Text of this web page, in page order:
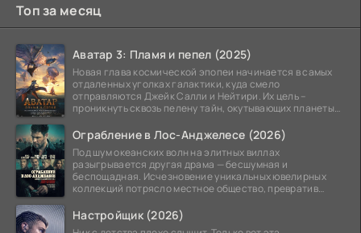
Топ за месяц
Аватар 3: Пламя и пепел (2025)
Новая глава космической эпопеи начинается в самых
отдаленных уголках галактики, куда смело
отправляются Джейк Салли и Нейтири. Их цель –
проникнуть сквозь пелену тайн, окутывающих планеты
Ограбление в Лос-Анджелесе (2026)
Под шум океанских волн на элитных виллах
разыгрывается другая драма — бесшумная и
беспощадная. Исчезновение уникальных ювелирных
коллекций потрясло местное общество, превратив
Настройщик (2026)